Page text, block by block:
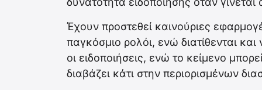
Έχουν προστεθεί καινούριες
παγκόσμιο ρολόι, ενώ διατίθενται
οι ειδοποιήσεις, ενώ το κείμενο
διαβάζει κάτι στην περιορισμένων